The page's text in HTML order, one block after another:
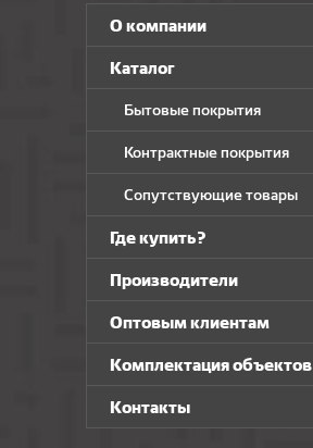
О компании
Каталог
Бытовые покрытия
Контрактные покрытия
Сопутствующие товары
Где купить?
Производители
Оптовым клиентам
Комплектация объектов
Контакты